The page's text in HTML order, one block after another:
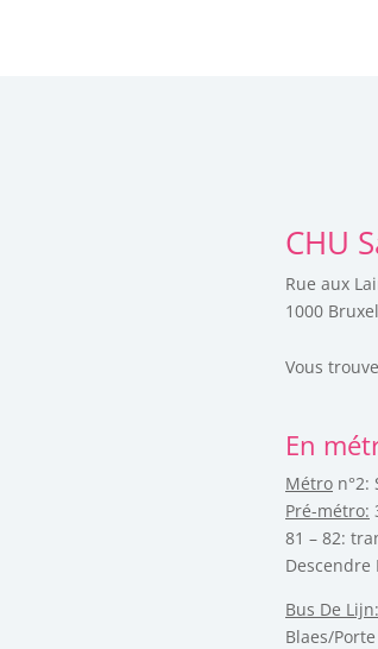
CHU
Rue aux
1000
Vous
En
Métro n°2:
Pré-métro:
81 – 82:
Descendre
Bus De Lijn:
Blaes/